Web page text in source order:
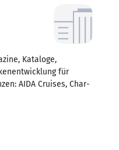
Kataloge,
für
AIDA Cruises, Char-